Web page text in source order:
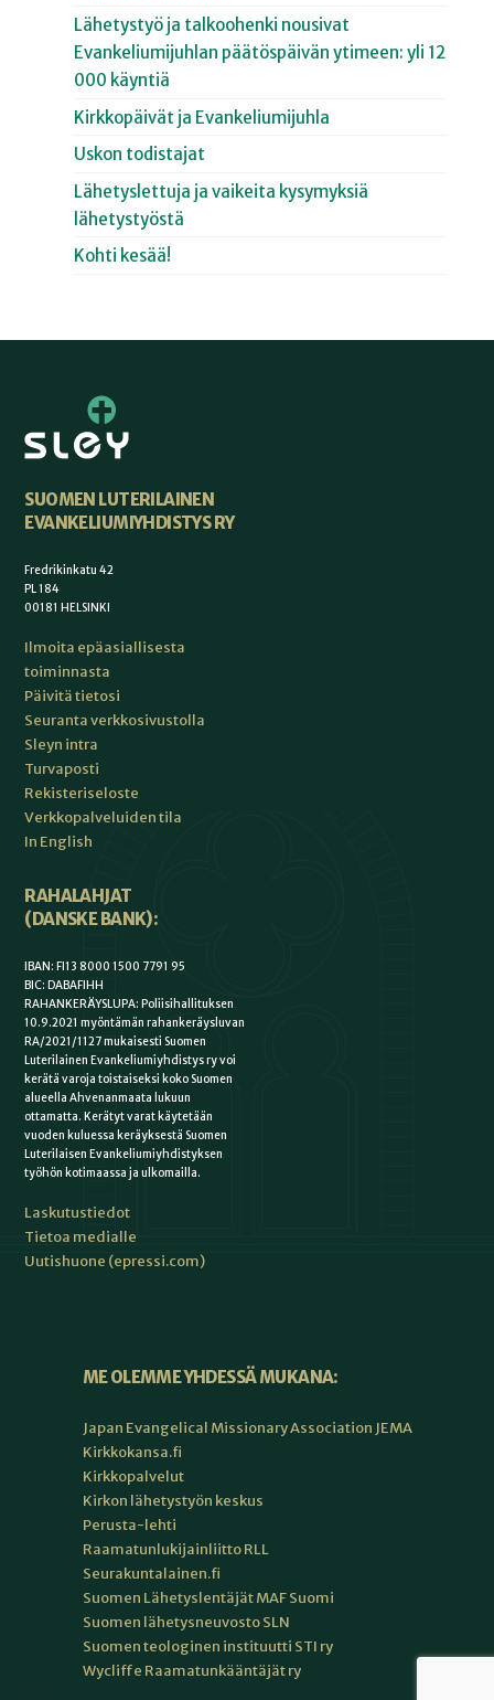
Lähetystyö ja talkoohenki nousivat
Evankeliumijuhlan päätöspäivän ytimeen: yli 12
000 käyntiä
Kirkkopäivät ja Evankeliumijuhla
Uskon todistajat
Lähetyslettuja ja vaikeita kysymyksiä
lähetystyöstä
Kohti kesää!
SUOMEN LUTERILAINEN
EVANKELIUMIYHDISTYS RY
Fredrikinkatu 42
PL 184
00181 HELSINKI
Ilmoita epäasiallisesta
toiminnasta
Päivitä tietosi
Seuranta verkkosivustolla
Sleyn intra
Turvaposti
Rekisteriseloste
Verkkopalveluiden tila
In English
RAHALAHJAT
(DANSKE BANK):
IBAN: FI13 8000 1500 7791 95
BIC: DABAFIHH
RAHANKERÄYSLUPA: Poliisihallituksen
10.9.2021 myöntämän rahankeräysluvan
RA/2021/1127 mukaisesti Suomen
Luterilainen Evankeliumiyhdistys ry voi
kerätä varoja toistaiseksi koko Suomen
alueella Ahvenanmaata lukuun
ottamatta. Kerätyt varat käytetään
vuoden kuluessa keräyksestä Suomen
Luterilaisen Evankeliumiyhdistyksen
työhön kotimaassa ja ulkomailla.
Laskutustiedot
Tietoa medialle
Uutishuone (epressi.com)
ME OLEMME YHDESSÄ MUKANA:
Japan Evangelical Missionary Association JEMA
Kirkkokansa.fi
Kirkkopalvelut
Kirkon lähetystyön keskus
Perusta-lehti
Raamatunlukijainliitto RLL
Seurakuntalainen.fi
Suomen Lähetyslentäjät MAF Suomi
Suomen lähetysneuvosto SLN
Suomen teologinen instituutti STI ry
Wycliffe Raamatunkääntäjät ry